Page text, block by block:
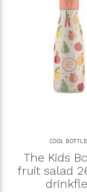
COOL
The Kids
fruit salad